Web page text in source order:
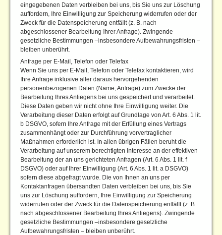
eingegebenen Daten verbleiben bei uns, bis Sie uns zur Löschung
auffordern, Ihre Einwilligung zur Speicherung widerrufen oder der
Zweck für die Datenspeicherung entfällt (z. B. nach
abgeschlossener Bearbeitung Ihrer Anfrage). Zwingende
gesetzliche Bestimmungen –insbesondere Aufbewahrungsfristen –
bleiben unberührt.
Anfrage per E-Mail, Telefon oder Telefax
Wenn Sie uns per E-Mail, Telefon oder Telefax kontaktieren, wird
Ihre Anfrage inklusive aller daraus hervorgehenden
personenbezogenen Daten (Name, Anfrage) zum Zwecke der
Bearbeitung Ihres Anliegens bei uns gespeichert und verarbeitet.
Diese Daten geben wir nicht ohne Ihre Einwilligung weiter. Die
Verarbeitung dieser Daten erfolgt auf Grundlage von Art. 6 Abs. 1 lit.
b DSGVO, sofern Ihre Anfrage mit der Erfüllung eines Vertrags
zusammenhängt oder zur Durchführung vorvertraglicher
Maßnahmen erforderlich ist. In allen übrigen Fällen beruht die
Verarbeitung auf unserem berechtigten Interesse an der effektiven
Bearbeitung der an uns gerichteten Anfragen (Art. 6 Abs. 1 lit. f
DSGVO) oder auf Ihrer Einwilligung (Art. 6 Abs. 1 lit. a DSGVO)
sofern diese abgefragt wurde. Die von Ihnen an uns per
Kontaktanfragen übersandten Daten verbleiben bei uns, bis Sie
uns zur Löschung auffordern, Ihre Einwilligung zur Speicherung
widerrufen oder der Zweck für die Datenspeicherung entfällt (z. B.
nach abgeschlossener Bearbeitung Ihres Anliegens). Zwingende
gesetzliche Bestimmungen –insbesondere gesetzliche
Aufbewahrungsfristen – bleiben unberührt.